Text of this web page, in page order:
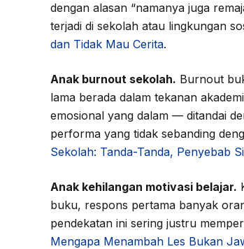
dengan alasan “namanya juga
terjadi di sekolah atau lingkungan
dan Tidak Mau Cerita.
Anak burnout sekolah. Burnout
lama berada dalam tekanan
emosional yang dalam — ditandai
performa yang tidak sebanding
Sekolah: Tanda-Tanda, Penyebab
Anak kehilangan motivasi belajar.
buku, respons pertama banyak
pendekatan ini sering justru
Mengapa Menambah Les Bukan